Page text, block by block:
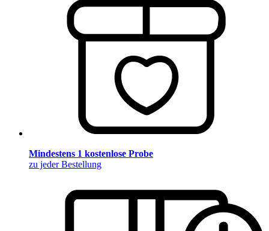
Mindestens 1 kostenlose Probe
zu jeder Bestellung